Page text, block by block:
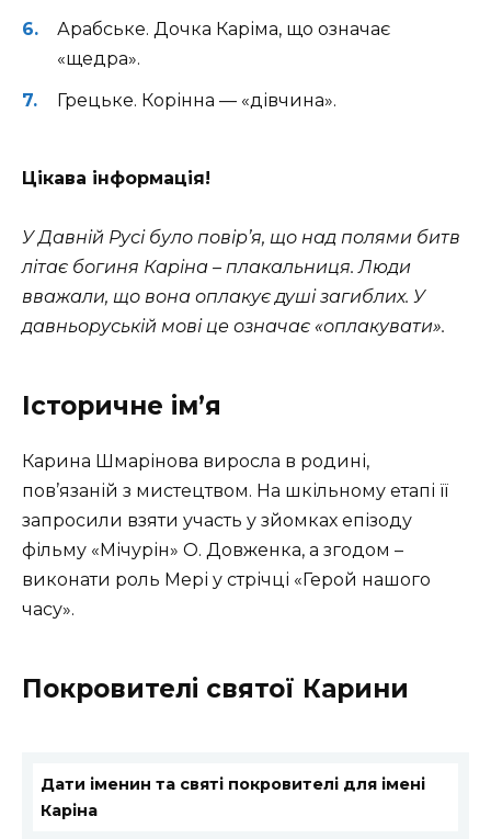
Арабське. Дочка Каріма, що означає
«щедра».
Грецьке. Корінна — «дівчина».
Цікава інформація!
У Давній Русі було повір’я, що над полями битв
літає богиня Каріна – плакальниця. Люди
вважали, що вона оплакує душі загиблих. У
давньоруській мові це означає «оплакувати».
Історичне ім’я
Карина Шмарінова виросла в родині,
пов’язаній з мистецтвом. На шкільному етапі її
запросили взяти участь у зйомках епізоду
фільму «Мічурін» О. Довженка, а згодом –
виконати роль Мері у стрічці «Герой нашого
часу».
Покровителі святої Карини
Дати іменин та святі покровителі для імені
Каріна